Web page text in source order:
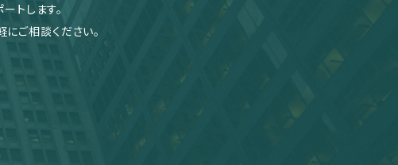
トします。
ご相談ください。